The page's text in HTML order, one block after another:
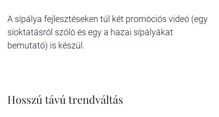
A sípálya fejlesztéseken túl két promóciós videó (egy
síoktatásról szóló és egy a hazai sípályákat
bemutató) is készül.
Hosszú távú trendváltás